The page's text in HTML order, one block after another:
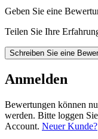
Geben Sie eine
Teilen Sie Ihre
Schreiben Sie eine
Anmelden
Bewertungen können
werden. Bitte loggen
Account. Neuer Kunde?